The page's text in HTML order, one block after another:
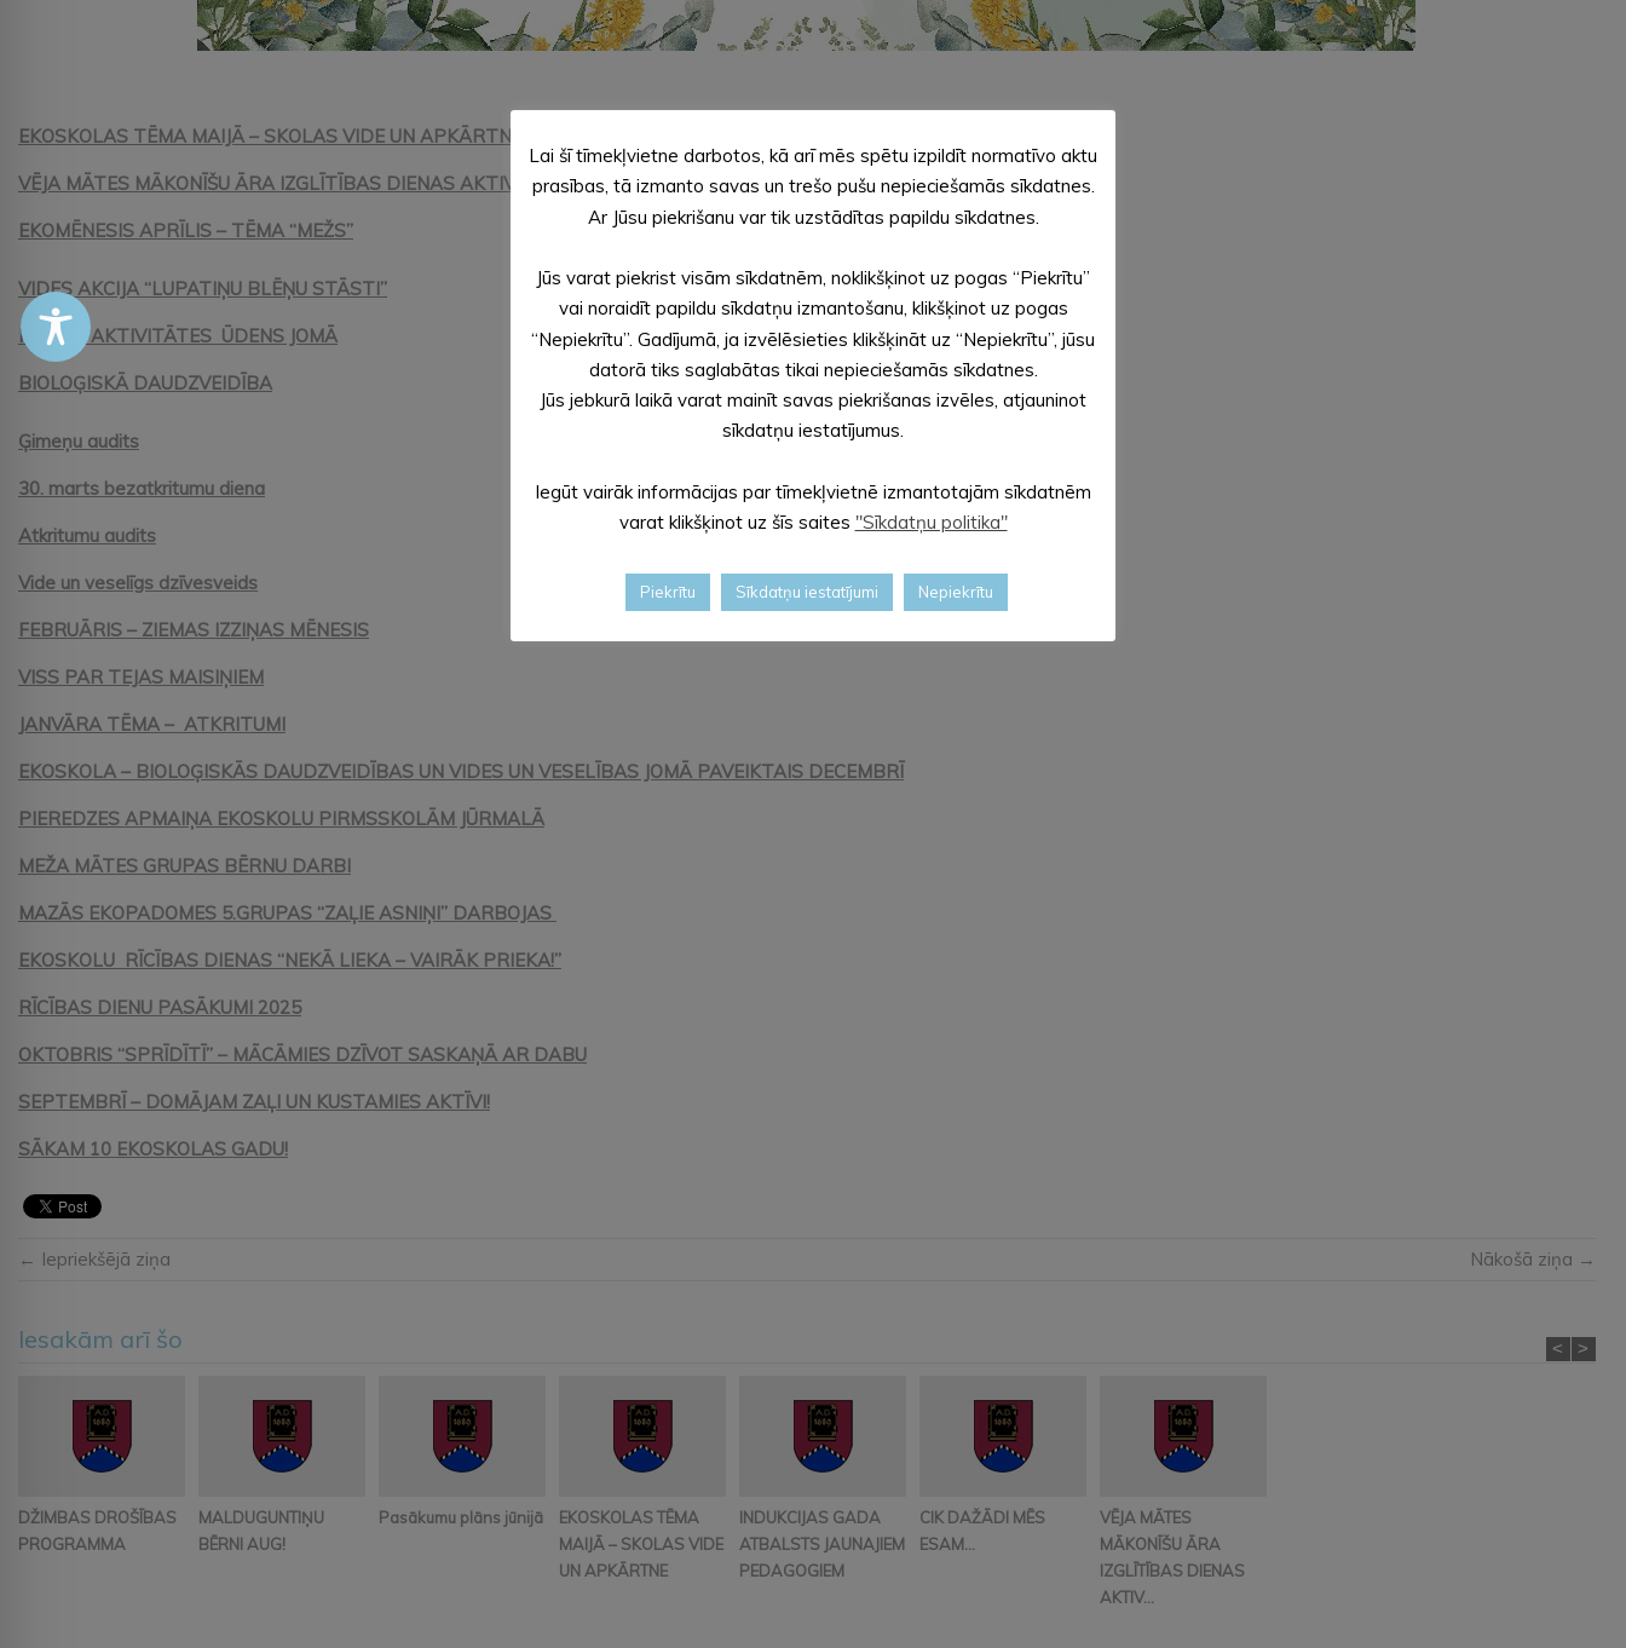
EKOSKOLAS TĒMA MAIJĀ – SKOLAS VIDE UN APKĀRTNE
VĒJA MĀTES MĀKONĪŠU ĀRA IZGLĪTĪBAS DIENAS AKTIVITĀTES
EKOMĒNESIS APRĪLIS – TĒMA “MEŽS”
VIDES AKCIJA “LUPATIŅU BLĒŅU STĀSTI”
MARTA AKTIVITĀTES ŪDENS JOMĀ
BIOLOĢISKĀ DAUDZVEIDĪBA
Ģimeņu audits
30. marts bezatkritumu diena
Atkritumu audits
Vide un veselīgs dzīvesveids
FEBRUĀRIS – ZIEMAS IZZIŅAS MĒNESIS
VISS PAR TEJAS MAISIŅIEM
JANVĀRA TĒMA – ATKRITUMI
EKOSKOLA – BIOLOĢISKĀS DAUDZVEIDĪBAS UN VIDES UN VESELĪBAS JOMĀ PAVEIKTAIS DECEMBRĪ
PIEREDZES APMAIŅA EKOSKOLU PIRMSSKOLĀM JŪRMALĀ
MEŽA MĀTES GRUPAS BĒRNU DARBI
MAZĀS EKOPADOMES 5.GRUPAS “ZAĻIE ASNIŅI” DARBOJAS
EKOSKOLU RĪCĪBAS DIENAS “NEKĀ LIEKA – VAIRĀK PRIEKA!”
RĪCĪBAS DIENU PASĀKUMI 2025
OKTOBRIS “SPRĪDĪTĪ” – MĀCĀMIES DZĪVOT SASKAŅĀ AR DABU
SEPTEMBRĪ – DOMĀJAM ZAĻI UN KUSTAMIES AKTĪVI!
SĀKAM 10 EKOSKOLAS GADU!
← Iepriekšējā ziņa Nākošā ziņa →
Iesakām arī šo
DŽIMBAS DROŠĪBAS
PROGRAMMA
MALDUGUNTIŅU
BĒRNI AUG!
Pasākumu plāns jūnijā
EKOSKOLAS TĒMA
MAIJĀ – SKOLAS VIDE
UN APKĀRTNE
INDUKCIJAS GADA
ATBALSTS JAUNAJIEM
PEDAGOGIEM
CIK DAŽĀDI MĒS
ESAM…
VĒJA MĀTES
MĀKONĪŠU ĀRA
IZGLĪTĪBAS DIENAS
AKTIV...
< >
Lai šī tīmekļvietne darbotos, kā arī mēs spētu izpildīt normatīvo aktu
prasības, tā izmanto savas un trešo pušu nepieciešamās sīkdatnes.
Ar Jūsu piekrišanu var tik uzstādītas papildu sīkdatnes.
Jūs varat piekrist visām sīkdatnēm, noklikšķinot uz pogas “Piekrītu”
vai noraidīt papildu sīkdatņu izmantošanu, klikšķinot uz pogas
“Nepiekrītu”. Gadījumā, ja izvēlēsieties klikšķināt uz “Nepiekrītu”, jūsu
datorā tiks saglabātas tikai nepieciešamās sīkdatnes.
Jūs jebkurā laikā varat mainīt savas piekrišanas izvēles, atjauninot
sīkdatņu iestatījumus.
Iegūt vairāk informācijas par tīmekļvietnē izmantotajām sīkdatnēm
varat klikšķinot uz šīs saites "Sīkdatņu politika"
Piekrītu Sīkdatņu iestatījumi Nepiekrītu